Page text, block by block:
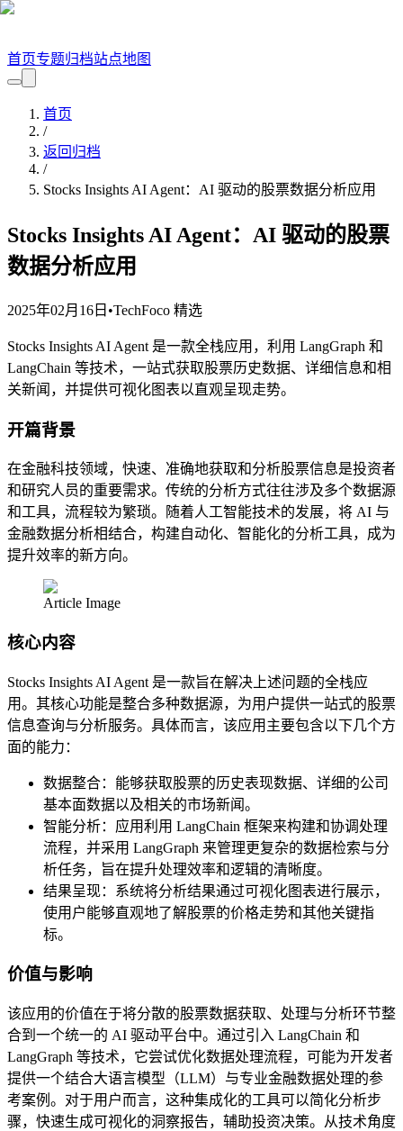
首页专题归档站点地图
首页
/
返回归档
/
Stocks Insights AI Agent：AI 驱动的股票数据分析应用
Stocks Insights AI Agent：AI 驱动的股票
数据分析应用
2025年02月16日 •TechFoco 精选
Stocks Insights AI Agent 是一款全栈应用，利用 LangGraph 和
LangChain 等技术，一站式获取股票历史数据、详细信息和相
关新闻，并提供可视化图表以直观呈现走势。
开篇背景
在金融科技领域，快速、准确地获取和分析股票信息是投资者
和研究人员的重要需求。传统的分析方式往往涉及多个数据源
和工具，流程较为繁琐。随着人工智能技术的发展，将 AI 与
金融数据分析相结合，构建自动化、智能化的分析工具，成为
提升效率的新方向。
Article Image
核心内容
Stocks Insights AI Agent 是一款旨在解决上述问题的全栈应
用。其核心功能是整合多种数据源，为用户提供一站式的股票
信息查询与分析服务。具体而言，该应用主要包含以下几个方
面的能力：
数据整合：能够获取股票的历史表现数据、详细的公司
基本面数据以及相关的市场新闻。
智能分析：应用利用 LangChain 框架来构建和协调处理
流程，并采用 LangGraph 来管理更复杂的数据检索与分
析任务，旨在提升处理效率和逻辑的清晰度。
结果呈现：系统将分析结果通过可视化图表进行展示，
使用户能够直观地了解股票的价格走势和其他关键指
标。
价值与影响
该应用的价值在于将分散的股票数据获取、处理与分析环节整
合到一个统一的 AI 驱动平台中。通过引入 LangChain 和
LangGraph 等技术，它尝试优化数据处理流程，可能为开发者
提供一个结合大语言模型（LLM）与专业金融数据处理的参
考案例。对于用户而言，这种集成化的工具可以简化分析步
骤，快速生成可视化的洞察报告，辅助投资决策。从技术角度